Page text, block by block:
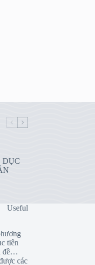
DỤC
Useful
tiên
đề…
các